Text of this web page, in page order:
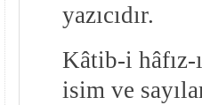
yazıcıdır.
Kâtib-i hâfız-
isim ve